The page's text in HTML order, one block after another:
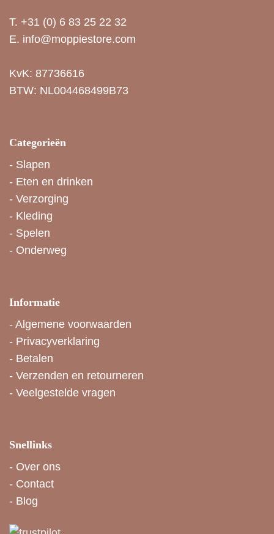
T. +31 (0) 6 83 25 22 32
E. info@moppiestore.com
KvK: 87736616
BTW: NL004468499B73
Categorieën
- Slapen
- Eten en drinken
- Verzorging
- Kleding
- Spelen
- Onderweg
Informatie
- Algemene voorwaarden
- Privacyverklaring
- Betalen
- Verzenden en retourneren
- Veelgestelde vragen
Snellinks
- Over ons
- Contact
- Blog